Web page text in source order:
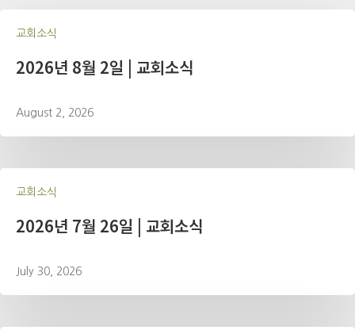
교회소식
2026년 8월 2일 | 교회소식
August 2, 2026
교회소식
2026년 7월 26일 | 교회소식
July 30, 2026